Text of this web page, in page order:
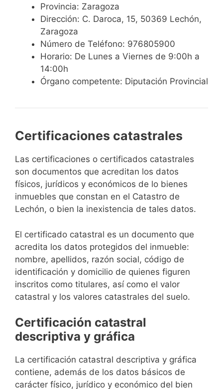
Provincia: Zaragoza
Dirección: C. Daroca, 15, 50369 Lechón,
Zaragoza
Número de Teléfono: 976805900
Horario: De Lunes a Viernes de 9:00h a
14:00h
Órgano competente: Diputación Provincial
Certificaciones catastrales
Las certificaciones o certificados catastrales
son documentos que acreditan los datos
físicos, jurídicos y económicos de lo bienes
inmuebles que constan en el Catastro de
Lechón, o bien la inexistencia de tales datos.
El certificado catastral es un documento que
acredita los datos protegidos del inmueble:
nombre, apellidos, razón social, código de
identificación y domicilio de quienes figuren
inscritos como titulares, así como el valor
catastral y los valores catastrales del suelo.
Certificación catastral
descriptiva y gráfica
La certificación catastral descriptiva y gráfica
contiene, además de los datos básicos de
carácter físico, jurídico y económico del bien